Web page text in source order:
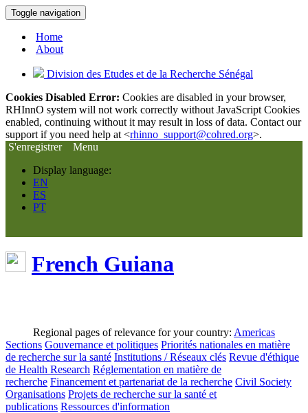
Toggle navigation
Home
About
Division des Etudes et de la Recherche Sénégal
Cookies Disabled Error: Cookies are disabled in your browser,
RHInnO system will not work correctly without JavaScript Cookies
enabled, continuing without it may result in loss of data. Contact our
support if you need help at <rhinno_support@cohred.org>.
S'enregistrer
Menu
Display language:
EN
ES
PT
French Guiana
Regional pages of relevance for your country: Americas
Sections Gouvernance et politiques Priorités nationales en matière
de recherche sur la santé Institutions / Réseaux clés Revue d'éthique
de Health Research Réglementation en matière de
recherche Financement et partenariat de la recherche Civil Society
Organisations Projets de recherche sur la santé et
publications Ressources d'information